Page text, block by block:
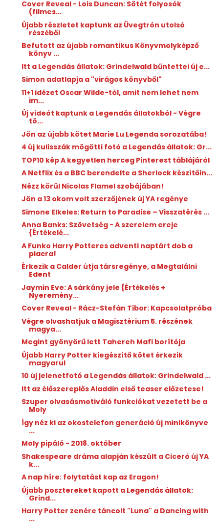
Cover Reveal - Lois Duncan: Sötét folyosók
(filmes...
Újabb részletet kaptunk az Üvegtrón utolsó
részéből
Befutott az újabb romantikus Könyvmolyképző
könyv ...
Itt a Legendás állatok: Grindelwald bűntettei új e...
Simon adatlapja a "virágos könyvből"
11+1 idézet Oscar Wilde-tól, amit nem lehet nem
im...
Új videót kaptunk a Legendás állatokból - Végre
tö...
Jön az újabb kötet Marie Lu Legenda sorozatába!
4 új kulisszák mögötti fotó a Legendás állatok: Gr...
TOP10 kép A kegyetlen herceg Pinterest táblájáról
A Netflix és a BBC berendelte a Sherlock készítőin...
Nézz körül Nicolas Flamel szobájában!
Jön a 13 okom volt szerzőjének új YA regénye
Simone Elkeles: Return ​to Paradise – Visszatérés ...
Anna Banks: Szövetség - A szerelem ereje
{Értékelé...
A Funko Harry Potteres adventi naptárt dob a
piacra!
Érkezik a Calder útja társregénye, a Megtalálni
Edent
Jaymin Eve: A ​sárkány jele {Értékelés +
Nyeremény...
Cover Reveal - Rácz-Stefán Tibor: Kapcsolatpróba
Végre olvashatjuk a Magisztérium 5. részének
magya...
Megint gyönyörű lett Tahereh Mafi borítója
Újabb Harry Potter kiegészítő kötet érkezik
magyarul
10 új jelenetfotó a Legendás állatok: Grindelwald ...
Itt az élőszereplős Aladdin első teaser előzetese!
Szuper olvasásmotiváló funkciókat vezetett be a
Moly
Így néz ki az okostelefon generáció új minikönyve
...
Moly pipáló - 2018. október
Shakespeare dráma alapján készült a Ciceró új YA
k...
A nap híre: folytatást kap az Eragon!
Újabb posztereket kapott a Legendás állatok:
Grind...
Harry Potter zenére táncolt "Luna" a Dancing with
...